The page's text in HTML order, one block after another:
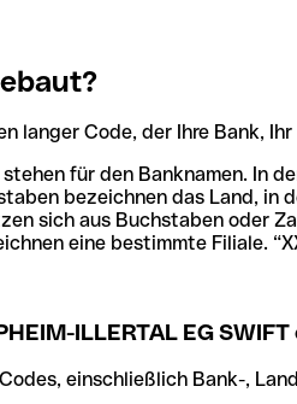
langer Code, der Ihre Bank,
für den Banknamen. In
bezeichnen das Land, in
sich aus Buchstaben oder
eine bestimmte Filiale.
ILLERTAL EG
einschließlich Bank-,